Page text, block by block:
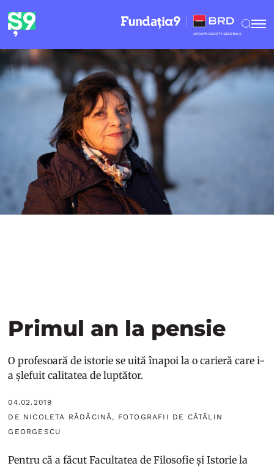
Primul an la pensie
O profesoară de istorie se uită înapoi la o carieră care i-
a șlefuit calitatea de luptător.
04.02.2019
DE NICOLETA RĂDĂCINĂ, FOTOGRAFII DE CĂTĂLIN
GEORGESCU
Pentru că a făcut Facultatea de Filosofie și Istorie la